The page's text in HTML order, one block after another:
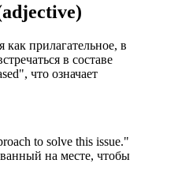
как прилагательное, в
в составе
что означает
to solve this issue."
на месте, чтобы